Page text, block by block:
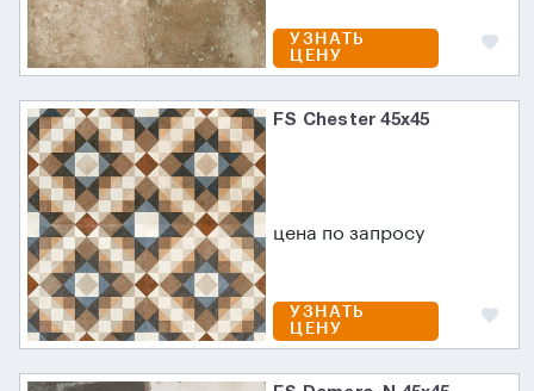
УЗНАТЬ
ЦЕНУ
FS Chester 45x45
цена по запросу
УЗНАТЬ
ЦЕНУ